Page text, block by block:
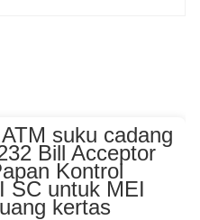
suku cadang
Bill Acceptor
Kontrol
SC untuk MEI
kertas